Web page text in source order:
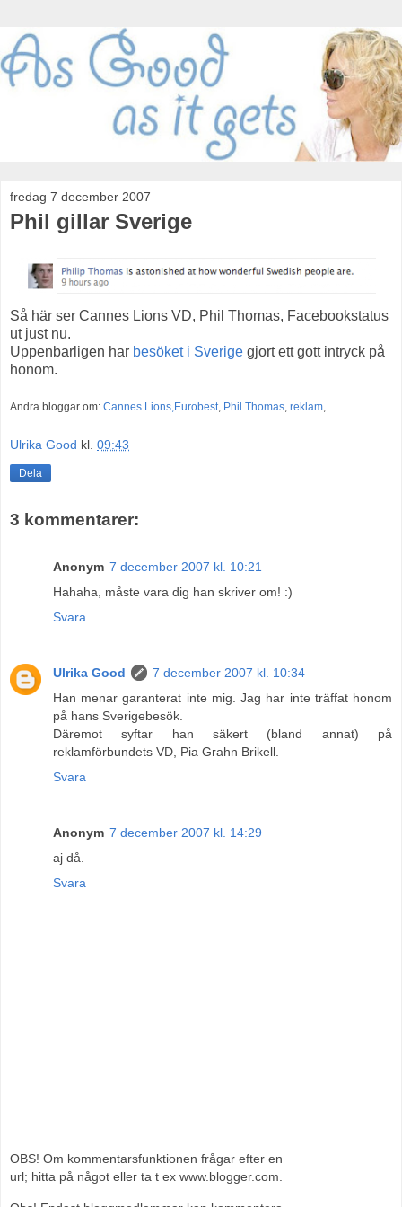
fredag 7 december 2007
Phil gillar Sverige
Så här ser Cannes Lions VD, Phil Thomas, Facebookstatus
ut just nu.
Uppenbarligen har besöket i Sverige gjort ett gott intryck på
honom.
Andra bloggar om: Cannes Lions,Eurobest, Phil Thomas, reklam,
Ulrika Good kl. 09:43
Dela
3 kommentarer:
Anonym 7 december 2007 kl. 10:21
Hahaha, måste vara dig han skriver om! :)
Svara
Ulrika Good
7 december 2007 kl. 10:34
Han menar garanterat inte mig. Jag har inte träffat honom
på hans Sverigebesök.
Däremot syftar han säkert (bland annat) på
reklamförbundets VD, Pia Grahn Brikell.
Svara
Anonym 7 december 2007 kl. 14:29
aj då.
Svara
OBS! Om kommentarsfunktionen frågar efter en
url; hitta på något eller ta t ex www.blogger.com.